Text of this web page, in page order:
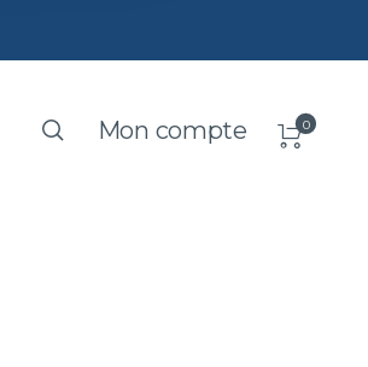
Mon compte 0